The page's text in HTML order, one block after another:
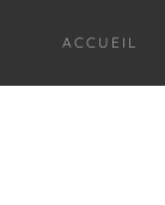
ACCUEIL